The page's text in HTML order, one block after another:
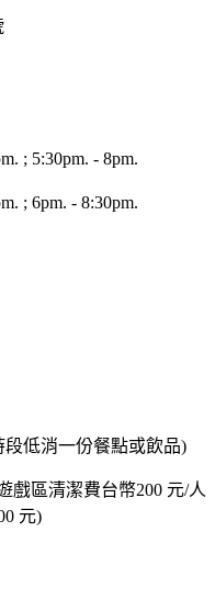
; 5:30pm. - 8pm.
; 6pm. - 8:30pm.
段低消一份餐點或飲品)
戲區清潔費台幣200 元/人
元)